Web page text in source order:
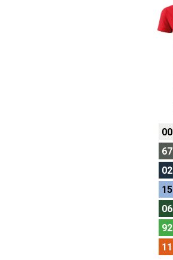
00
67
02
15
06
92
11